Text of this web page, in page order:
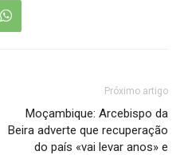
Próximo artigo
Moçambique: Arcebispo da
Beira adverte que recuperação
do país «vai levar anos» e